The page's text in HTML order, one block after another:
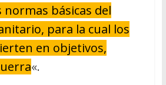
normas básicas del
para la cual los
en objetivos,
«.